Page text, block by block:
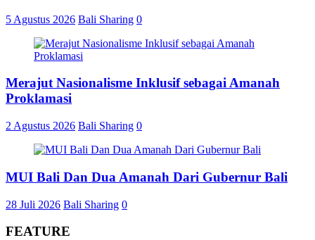
5 Agustus 2026 Bali Sharing 0
Merajut Nasionalisme Inklusif sebagai Amanah
Proklamasi
2 Agustus 2026 Bali Sharing 0
MUI Bali Dan Dua Amanah Dari Gubernur Bali
28 Juli 2026 Bali Sharing 0
FEATURE